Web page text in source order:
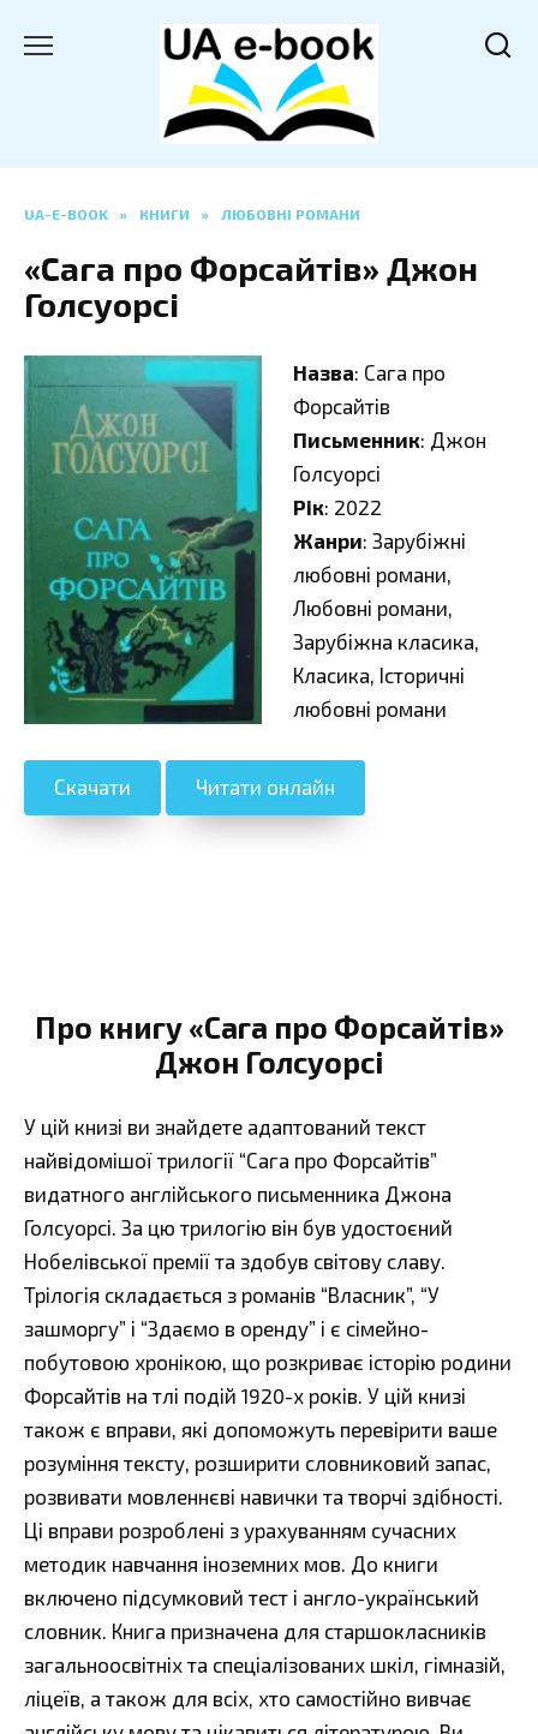
UA-E-BOOK » КНИГИ » ЛЮБОВНІ РОМАНИ
«Сага про Форсайтів» Джон
Голсуорсі
Назва: Сага про
Форсайтів
Письменник: Джон
Голсуорсі
Рік: 2022
Жанри: Зарубіжні
любовні романи,
Любовні романи,
Зарубіжна класика,
Класика, Історичні
любовні романи
Скачати Читати онлайн
Про книгу «Сага про Форсайтів»
Джон Голсуорсі
У цій книзі ви знайдете адаптований текст
найвідомішої трилогії “Сага про Форсайтів”
видатного англійського письменника Джона
Голсуорсі. За цю трилогію він був удостоєний
Нобелівської премії та здобув світову славу.
Трілогія складається з романів “Власник”, “У
зашморгу” і “Здаємо в оренду” і є сімейно-
побутовою хронікою, що розкриває історію родини
Форсайтів на тлі подій 1920-х років. У цій книзі
також є вправи, які допоможуть перевірити ваше
розуміння тексту, розширити словниковий запас,
розвивати мовленнєві навички та творчі здібності.
Ці вправи розроблені з урахуванням сучасних
методик навчання іноземних мов. До книги
включено підсумковий тест і англо-український
словник. Книга призначена для старшокласників
загальноосвітніх та спеціалізованих шкіл, гімназій,
ліцеїв, а також для всіх, хто самостійно вивчає